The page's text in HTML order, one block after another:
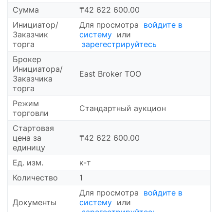
Сумма
₸42 622 600.00
Инициатор/
Заказчик
торга
Для просмотра войдите в
систему или
зарегестрируйтесь
Брокер
Инициатора/
Заказчика
торга
East Broker ТОО
Режим
торговли
Стандартный аукцион
Cтартовая
цена за
единицу
₸42 622 600.00
Ед. изм.
к-т
Количество
1
Документы
Для просмотра войдите в
систему или